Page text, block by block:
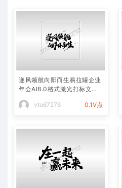
遂风领航向阳而生易拉罐企业
年会AI8.0格式激光打标文件
通用矢量图
vto67276
0.1V点